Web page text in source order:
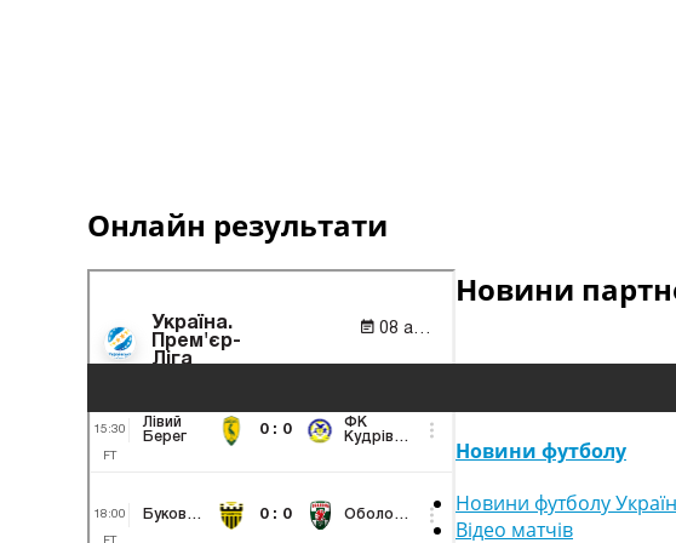
Онлайн результати
Новини
Новини футболу
Новини футболу
Відео матчів